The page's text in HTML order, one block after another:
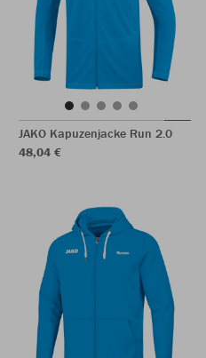
JAKO Kapuzenjacke Run 2.0
48,04 €